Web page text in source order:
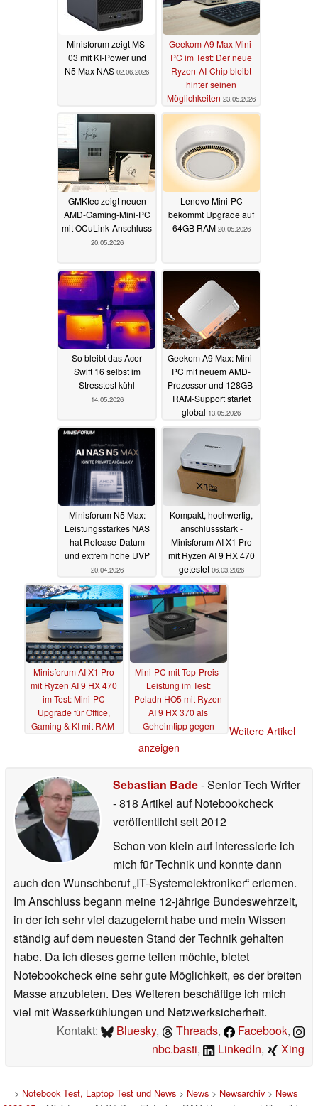
Minisforum zeigt MS-
03 mit KI-Power und
N5 Max NAS 02.06.2026
Geekom A9 Max Mini-
PC im Test: Der neue
Ryzen-AI-Chip bleibt
hinter seinen
Möglichkeiten 23.05.2026
GMKtec zeigt neuen
AMD-Gaming-Mini-PC
mit OCuLink-Anschluss
20.05.2026
Lenovo Mini-PC
bekommt Upgrade auf
64GB RAM 20.05.2026
So bleibt das Acer
Swift 16 selbst im
Stresstest kühl
14.05.2026
Geekom A9 Max: Mini-
PC mit neuem AMD-
Prozessor und 128GB-
RAM-Support startet
global 13.05.2026
Minisforum N5 Max:
Leistungsstarkes NAS
hat Release-Datum
und extrem hohe UVP
20.04.2026
Kompakt, hochwertig,
anschlussstark -
Minisforum AI X1 Pro
mit Ryzen AI 9 HX 470
getestet 06.03.2026
Minisforum AI X1 Pro
mit Ryzen AI 9 HX 470
im Test: Mini-PC
Upgrade für Office,
Gaming & KI mit RAM-
Mini-PC mit Top-Preis-
Leistung im Test:
Peladn HO5 mit Ryzen
AI 9 HX 370 als
Geheimtipp gegen
20.02.2026
Weitere Artikel
anzeigen
Sebastian Bade- Senior Tech Writer
- 818 Artikel auf Notebookcheck
veröffentlichtseit 2012
Schon von klein auf interessierte ich
mich für Technik und konnte dann
auch den Wunschberuf „IT-Systemelektroniker“ erlernen.
Im Anschluss begann meine 12-jährige Bundeswehrzeit,
in der ich sehr viel dazugelernt habe und mein Wissen
ständig auf dem neuesten Stand der Technik gehalten
habe. Da ich dieses gerne teilen möchte, bietet
Notebookcheck eine sehr gute Möglichkeit, es der breiten
Masse anzubieten. Des Weiteren beschäftige ich mich
viel mit Wasserkühlungen und Netzwerksicherheit.
Kontakt:
Bluesky, Threads, Facebook,
nbc.basti, LinkedIn, Xing
> Notebook Test, Laptop Test und News> News> Newsarchiv> News